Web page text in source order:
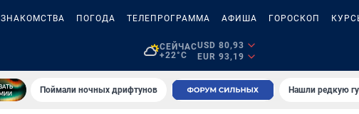
ЗНАКОМСТВА ПОГОДА ТЕЛЕПРОГРАММА АФИША ГОРОСКОП
СЕЙЧАС
+22°C
USD 80,93
EUR 93,19
Поймали ночных дрифтунов Нашли редкую